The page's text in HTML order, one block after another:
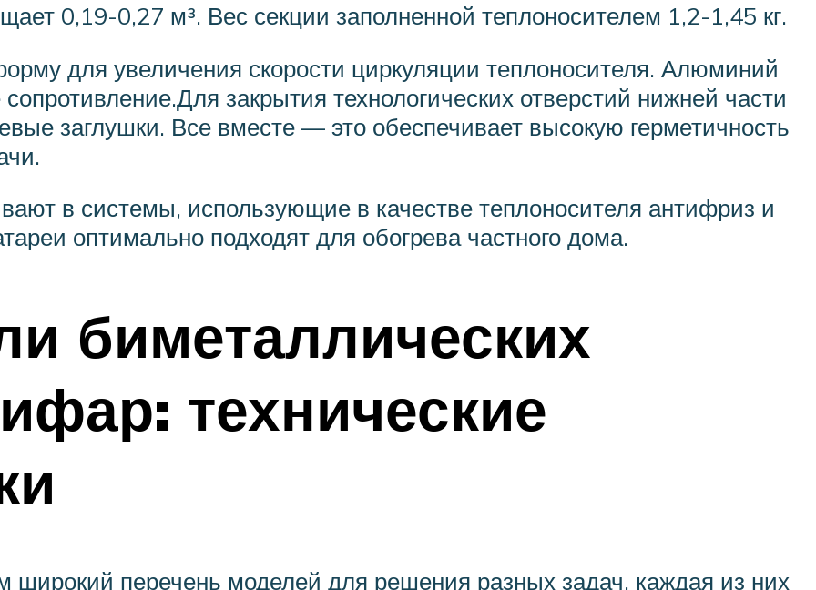
0,19-0,27 м³. Вес секции заполненной теплоносителем 1,2-1,45 кг.
для увеличения скорости циркуляции теплоносителя. Алюминий
закрытия технологических отверстий нижней части
заглушки. Все вместе — это обеспечивает высокую герметичность
в системы, использующие в качестве теплоносителя антифриз и
оптимально подходят для обогрева частного дома.
биметаллических
технические
широкий перечень моделей для решения разных задач, каждая из них